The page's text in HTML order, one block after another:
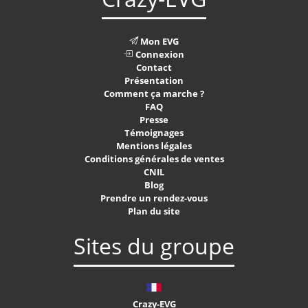
Mon EVG
Connexion
Contact
Présentation
Comment ça marche ?
FAQ
Presse
Témoignages
Mentions légales
Conditions générales de ventes
CNIL
Blog
Prendre un rendez-vous
Plan du site
Sites du groupe
Crazy-EVG